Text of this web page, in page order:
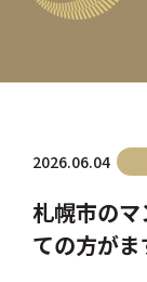
2026.06.04
札幌市の
ての方が